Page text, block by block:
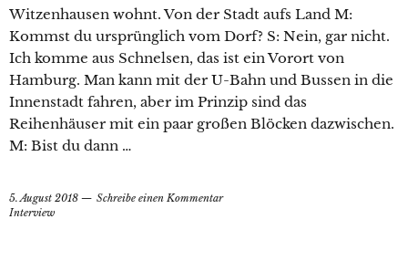
Witzenhausen wohnt. Von der Stadt aufs Land M:
Kommst du ursprünglich vom Dorf? S: Nein, gar nicht.
Ich komme aus Schnelsen, das ist ein Vorort von
Hamburg. Man kann mit der U-Bahn und Bussen in die
Innenstadt fahren, aber im Prinzip sind das
Reihenhäuser mit ein paar großen Blöcken dazwischen.
M: Bist du dann …
5. August 2018
Schreibe einen Kommentar
Interview